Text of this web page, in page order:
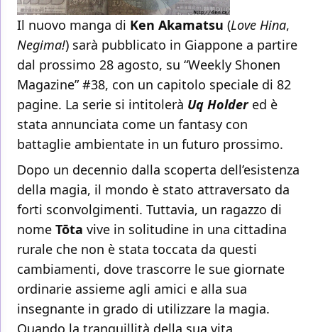
Il nuovo manga di Ken Akamatsu (Love Hina,
Negima!) sarà pubblicato in Giappone a partire
dal prossimo 28 agosto, su “Weekly Shonen
Magazine” #38, con un capitolo speciale di 82
pagine. La serie si intitolerà Uq Holdered è
stata annunciata come un fantasy con
battaglie ambientate in un futuro prossimo.
Dopo un decennio dalla scoperta dell’esistenza
della magia, il mondo è stato attraversato da
forti sconvolgimenti. Tuttavia, un ragazzo di
nome Tōta vive in solitudine in una cittadina
rurale che non è stata toccata da questi
cambiamenti, dove trascorre le sue giornate
ordinarie assieme agli amici e alla sua
insegnante in grado di utilizzare la magia.